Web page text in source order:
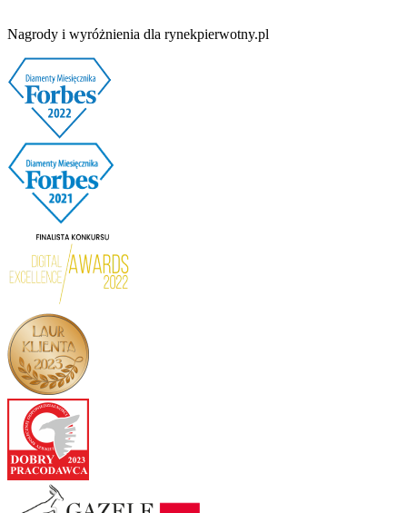
Nagrody i wyróżnienia dla rynekpierwotny.pl